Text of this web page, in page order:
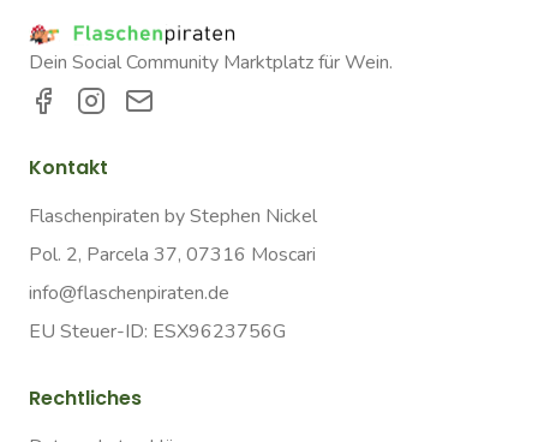
Dein Social Community Marktplatz für Wein.
Kontakt
Flaschenpiraten by Stephen Nickel
Pol. 2, Parcela 37, 07316 Moscari
info@flaschenpiraten.de
EU Steuer-ID: ESX9623756G
Rechtliches